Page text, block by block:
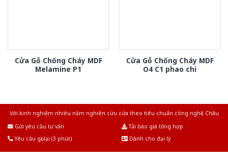
Cửa Gỗ Chống Cháy MDF
Melamine P1
Cửa Gỗ Chống Cháy MDF
O4 C1 phao chi
Với kinh nghiệm nhiêu năm nghiên cứu cửa theo tiêu chuẩn công nghệ Châu
Gửi yêu cầu tư vấn
Tải báo giá tổng hợp
Yêu cầu gọi lại (3 phút)
Dành cho đại lý